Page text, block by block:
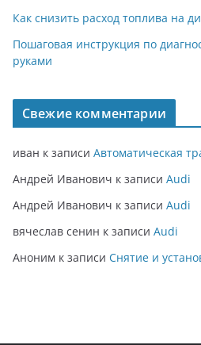
Как снизить расход топлива на
Пошаговая инструкция по
руками
Свежие комментарии
иван к записи Автоматическая
Андрей Иванович к записи Audi
Андрей Иванович к записи Audi
вячеслав сенин к записи Audi
Аноним к записи Снятие и